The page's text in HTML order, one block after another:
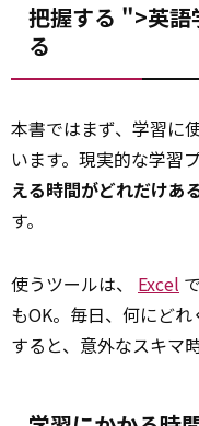
把握する ">英語
る
本書ではまず、学習に
います。現実的な学習
える時間がどれだけあ
す。
使うツールは、 Excel
もOK。毎日、何にど
すると、意外なスキマ